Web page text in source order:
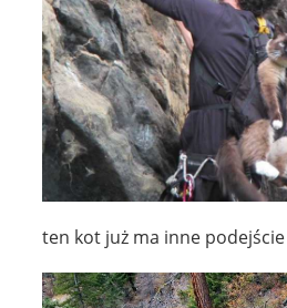
ten kot już ma inne